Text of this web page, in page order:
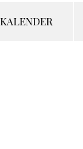
KALENDER